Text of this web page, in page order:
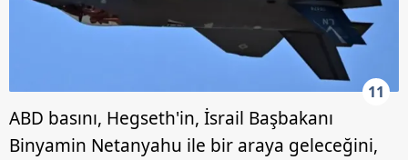
11
ABD basını, Hegseth'in, İsrail Başbakanı
Binyamin Netanyahu ile bir araya geleceğini,